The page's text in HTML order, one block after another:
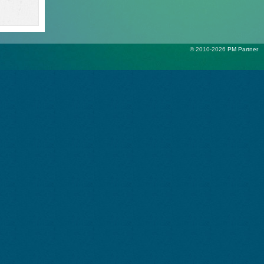
© 2010-2026 PM Partner